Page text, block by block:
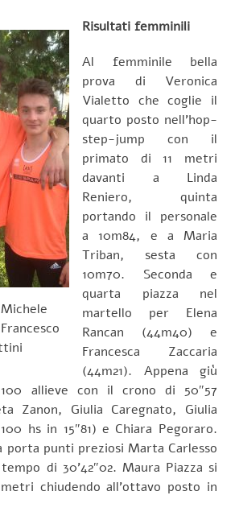
Risultati femminili
Al femminile bella
prova di Veronica
Vialetto che coglie il
quarto posto nell’hop-
step-jump con il
primato di 11 metri
davanti a Linda
Reniero, quinta
portando il personale
a 10m84, e a Maria
Triban, sesta con
10m70. Seconda e
quarta piazza nel
martello per Elena
Rancan (44m40) e
Francesca Zaccaria
(44m21). Appena giù
allieve con il crono di 50″57
Zanon, Giulia Caregnato, Giulia
hs in 15″81) e Chiara Pegoraro.
porta punti preziosi Marta Carlesso
di 30’42″02. Maura Piazza si
chiudendo all’ottavo posto in